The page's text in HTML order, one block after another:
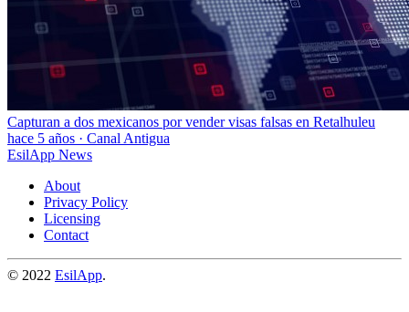
Capturan a dos mexicanos por vender visas falsas en Retalhuleu
hace 5 años · Canal Antigua
EsilApp News
About
Privacy Policy
Licensing
Contact
© 2022 EsilApp.